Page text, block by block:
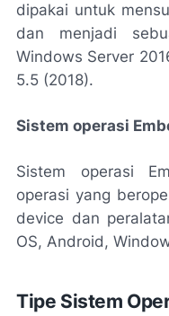
dipakai untuk
dan menjadi
Windows Server
5.5 (2018).
Sistem operasi
Sistem operasi
operasi yang
device dan
OS, Android,
Tipe Sistem